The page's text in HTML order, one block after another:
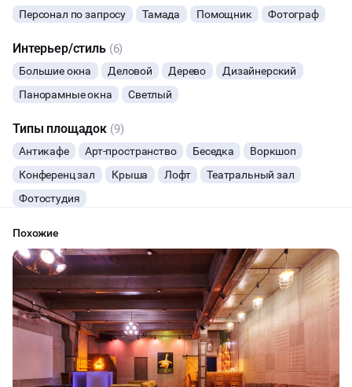
Персонал по запросу
Тамада Помощник Фотограф
Интерьер/стиль (6)
Большие окна Деловой Дерево
Дизайнерский
Панорамные окна
Светлый
Типы площадок (9)
Антикафе Арт-пространство Беседка
Воркшоп
Конференц зал
Крыша Лофт
Театральный зал
Фотостудия
МАСТЕР-КЛАСС
СЕМИНАРЫ
ТАНЦЫ
ВЫСТАВКИ
КАСТИНГИ
КИНОПРОСМОТР
РЕПЕТИЦИИ
КУЛИНАРНЫЙ МАСТЕР-КЛАСС
ФУРШЕТЫ
Похожие